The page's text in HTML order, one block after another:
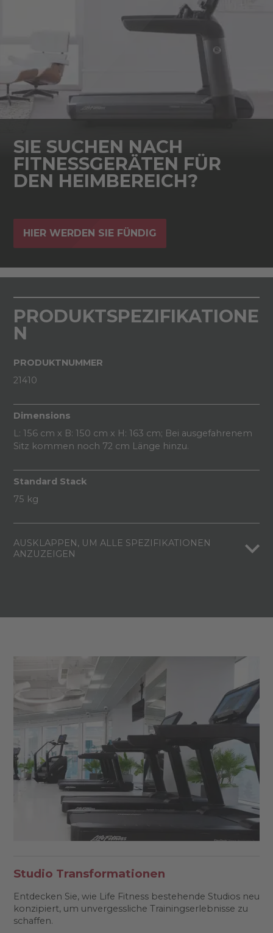
SIE SUCHEN NACH
FITNESSGERÄTEN FÜR
DEN HEIMBEREICH?
HIER WERDEN SIE FÜNDIG
PRODUKTSPEZIFIKATIONE
N
PRODUKTNUMMER
21410
Dimensions
L: 156 cm x B: 150 cm x H: 163 cm; Bei ausgefahrenem
Sitz kommen noch 72 cm Länge hinzu.
Standard Stack
75 kg
AUSKLAPPEN, UM ALLE SPEZIFIKATIONEN
ANZUZEIGEN
Studio Transformationen
Entdecken Sie, wie Life Fitness bestehende Studios neu
konzipiert, um unvergessliche Trainingserlebnisse zu
schaffen.